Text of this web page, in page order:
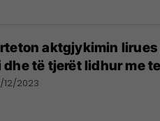
aktgjykimin
dhe të tjerët lidhur me
12/2023